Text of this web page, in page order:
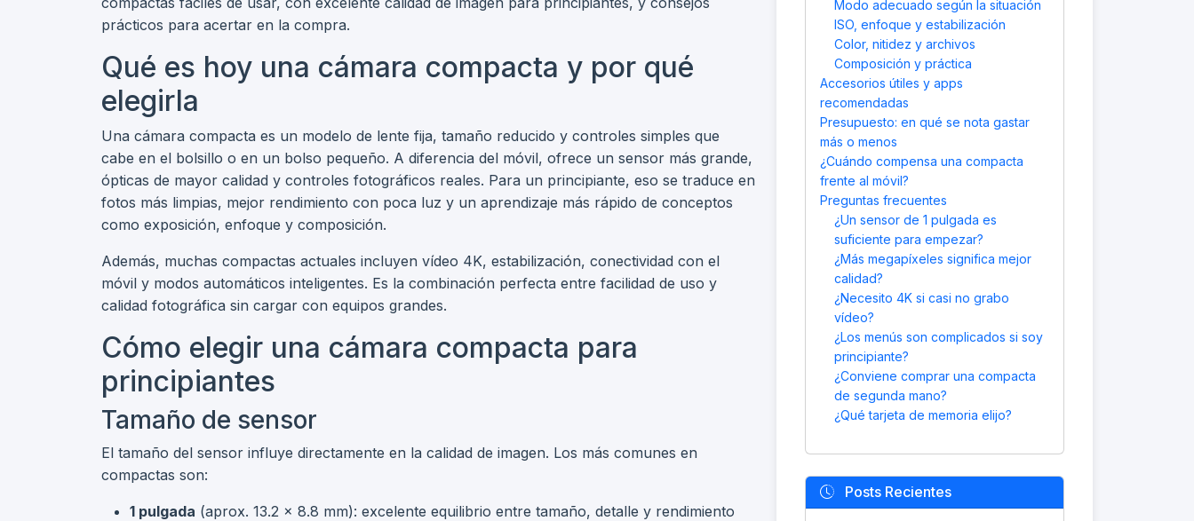
prácticos para acertar en la compra.
Qué es hoy una cámara compacta y por qué
elegirla
Una cámara compacta es un modelo de lente fija, tamaño reducido y controles simples que
cabe en el bolsillo o en un bolso pequeño. A diferencia del móvil, ofrece un sensor más grande,
ópticas de mayor calidad y controles fotográficos reales. Para un principiante, eso se traduce en
fotos más limpias, mejor rendimiento con poca luz y un aprendizaje más rápido de conceptos
como exposición, enfoque y composición.
Además, muchas compactas actuales incluyen vídeo 4K, estabilización, conectividad con el
móvil y modos automáticos inteligentes. Es la combinación perfecta entre facilidad de uso y
calidad fotográfica sin cargar con equipos grandes.
Cómo elegir una cámara compacta para
principiantes
Tamaño de sensor
El tamaño del sensor influye directamente en la calidad de imagen. Los más comunes en
compactas son:
1 pulgada (aprox. 13.2 x 8.8 mm): excelente equilibrio entre tamaño, detalle y rendimiento
Modo adecuado según la situación
ISO, enfoque y estabilización
Color, nitidez y archivos
Composición y práctica
Accesorios útiles y apps
recomendadas
Presupuesto: en qué se nota gastar
más o menos
¿Cuándo compensa una compacta
frente al móvil?
Preguntas frecuentes
¿Un sensor de 1 pulgada es
suficiente para empezar?
¿Más megapíxeles significa mejor
calidad?
¿Necesito 4K si casi no grabo
vídeo?
¿Los menús son complicados si soy
principiante?
¿Conviene comprar una compacta
de segunda mano?
¿Qué tarjeta de memoria elijo?
Posts Recientes